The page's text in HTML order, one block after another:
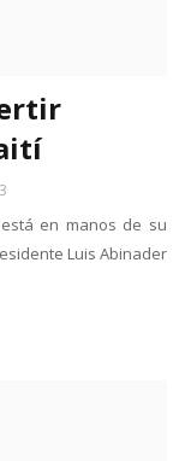
está en manos de su
Luis Abinader